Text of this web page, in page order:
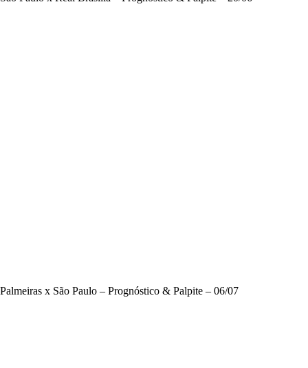
Palmeiras x São Paulo – Prognóstico & Palpite – 06/07